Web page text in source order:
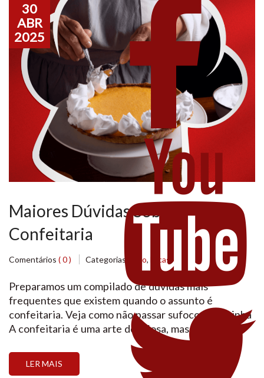
Maiores Dúvidas Sobre
Confeitaria
Comentários ( 0 ) Categorias: Bolo, Dicas
Preparamos um compilado de dúvidas mais
frequentes que existem quando o assunto é
confeitaria. Veja como não passar sufoco na cozinha
A confeitaria é uma arte deliciosa, mas cheia de
detalhes que podem gerar dúvidas, especialmente
para quem está começando. Se você já se perguntou
por que seu bolo solou ou como evitar que o […]
LER MAIS
30
ABR
2025